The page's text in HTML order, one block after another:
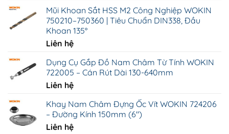
từ
15.000 ₫
Mũi Khoan Sắt HSS M2 Công Nghiệp WOKIN
750210–750360 | Tiêu Chuẩn DIN338, Đầu
Khoan 135°
Liên hệ
Dụng Cụ Gắp Đồ Nam Châm Từ Tính WOKIN
722005 – Cán Rút Dài 130-640mm
Liên hệ
Khay Nam Châm Đựng Ốc Vít WOKIN 724206
– Đường Kính 150mm (6")
Liên hệ